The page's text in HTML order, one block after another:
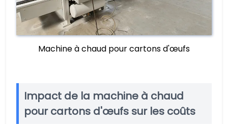
Machine à chaud pour cartons d'œufs
Impact de la machine à chaud
pour cartons d'œufs sur les coûts